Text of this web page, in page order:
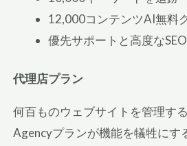
12,000コンテンツAI無料
優先サポートと高度な
代理店プラン
何百ものウェブサイトを管理す
Agencyプランが機能を犠牲にす